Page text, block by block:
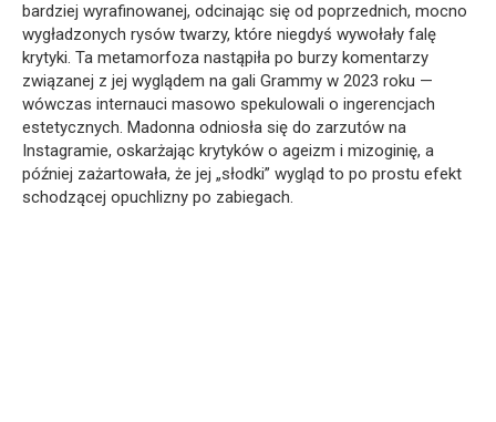
bardziej wyrafinowanej, odcinając się od poprzednich, mocno
wygładzonych rysów twarzy, które niegdyś wywołały falę
krytyki. Ta metamorfoza nastąpiła po burzy komentarzy
związanej z jej wyglądem na gali Grammy w 2023 roku —
wówczas internauci masowo spekulowali o ingerencjach
estetycznych. Madonna odniosła się do zarzutów na
Instagramie, oskarżając krytyków o ageizm i mizoginię, a
później zażartowała, że jej „słodki” wygląd to po prostu efekt
schodzącej opuchlizny po zabiegach.